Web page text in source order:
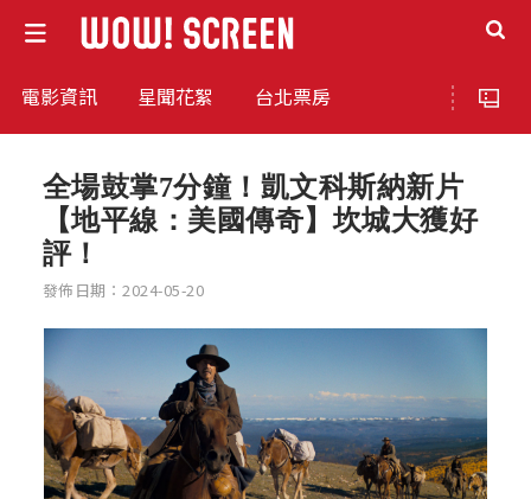
電影資訊 星聞花絮 台北票房
全場鼓掌7分鐘！凱文科斯納新片
【地平線：美國傳奇】坎城大獲好
評！
發佈日期：2024-05-20